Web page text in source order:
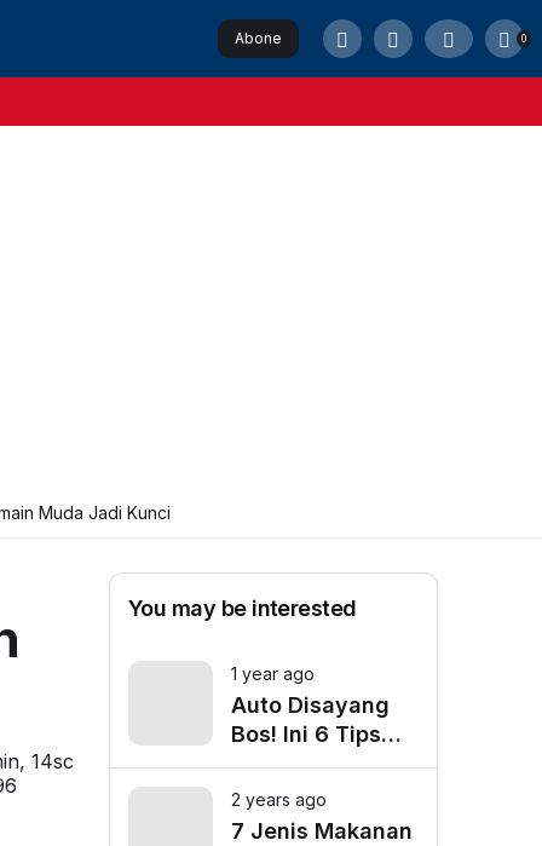
Abone
Ol
0
Muda Jadi Kunci
14sc
You may be interested
1 year ago
Auto Disayang
Bos! Ini 6 Tips
Biar Nggak Telat
Datang ke Kantor
2 years ago
7 Jenis Makanan